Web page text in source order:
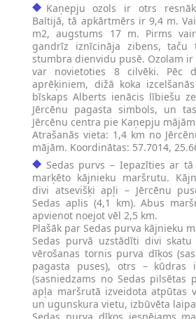
Kaņepju ozols ir otrs
Baltijā, tā apkārtmērs ir 9,4 m.
m2, augstums 17 m. Pirms
gandrīz iznīcināja zibens, taču
stumbra dienvidu pusē. Ozolam
var novietoties 8 cilvēki. Pēc
aprēķiniem, dižā koka
bīskaps Alberts ienācis lībiešu
Jērcēnu pagasta simbols, un
Jērcēnu centra pie Kaņepju
Atrašanās vieta: 1,4 km no
mājām. Koordinātas: 57.7014,
Sedas purvs – Iepazīties ar
marķēto kājnieku maršrutu.
divi atsevišķi apļi – Jērcēnu
Sedas aplis (4,1 km). Abus
apvienot noejot vēl 2,5 km.
Plašāk par Sedas purva kājnieku
​Sedas purvā uzstādīti divi
vērošanas tornis purva dīķos
pagasta puses), otrs – kūdras
(sasniedzams no Sedas pilsētas
apļa maršrutā izveidota atpūtas
un ugunskura vietu, izbūvēta